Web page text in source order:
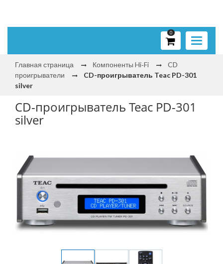
Toggle
0
Главная страница Компоненты Hi‑Fi
CD
проигрыватели
CD-проигрыватель Teac PD-301
silver
CD-проигрыватель Teac PD-301
silver